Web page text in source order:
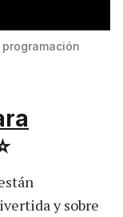
y sobre